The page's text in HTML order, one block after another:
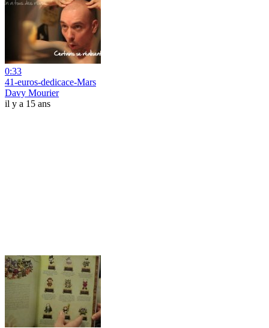
0:33
41-euros-dedicace-Mars
Davy Mourier
il y a 15 ans